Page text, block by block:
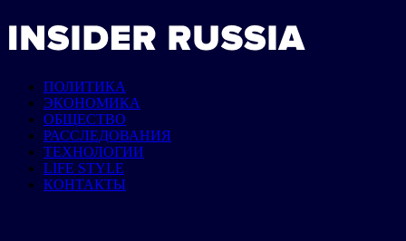
ПОЛИТИКА
ЭКОНОМИКА
ОБЩЕСТВО
РАССЛЕДОВАНИЯ
ТЕХНОЛОГИИ
LIFE STYLE
КОНТАКТЫ